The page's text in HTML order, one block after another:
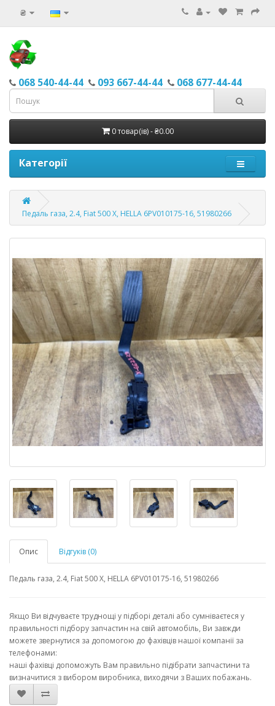
₴
068 540-44-44 093 667-44-44 068 677-44-44
0 товар(ів) - ₴0.00
Категорії
Педаль газа, 2.4, Fiat 500 X, HELLA 6PV010175-16, 51980266
Опис Відгуків (0)
Педаль газа, 2.4, Fiat 500 X, HELLA 6PV010175-16, 51980266
Якщо Ви відчуваєте труднощі у підборі деталі або сумніваєтеся у
правильності підбору запчастин на свій автомобіль, Ви завжди
можете звернутися за допомогою до фахівців нашої компанії за
телефонами:
наші фахівці допоможуть Вам правильно підібрати запчастини та
визначитися з вибором виробника, виходячи з Ваших побажань.